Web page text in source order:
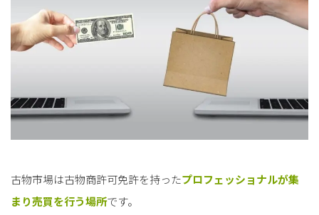
古物市場は古物商許可免許を持ったプロフェッショナルが集
まり売買を行う場所です。